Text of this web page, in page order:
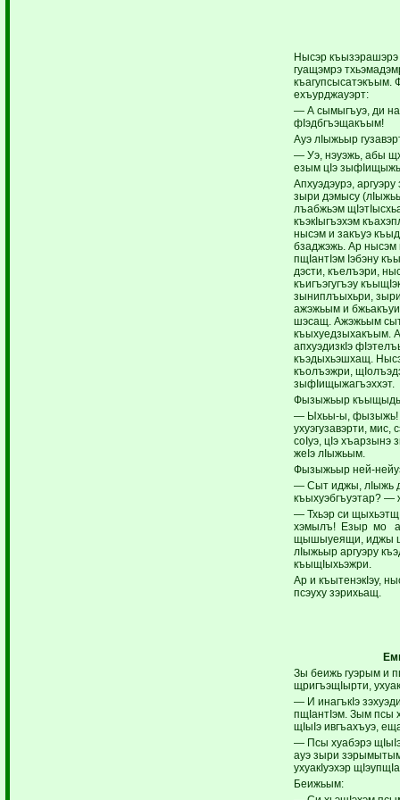
Нысэр къызэрашэрэ
гуащэмрэ
ехъурджауэрт:
— А сымыгъуэ, ди
фIэдбгъэщакъым!
Ауэ лIыжьыр
— Уэ, нэуэжь, абы
езым цIэ
Апхуэдэурэ,
зыри дэмысу
лъабжьэм
къэкIыгъэхэм
нысэм и закъуэ
бзаджэжь. Ар нысэм
пщIантIэм Iэбэну
дэсти, къелъэри,
къигъэгугъэу
зыниплъыхьри,
ажэжьым и
шэсащ. Ажэжьым
къыхуедзыхакъым.
апхуэдизкIэ
къэдыхьэшхащ.
къолъэжри,
зыфIищыжагъэххэт.
Фызыжьыр
— Ыхьы-ы, фызыжь!
ухуэгузавэрти, мис,
соIуэ, цIэ
жеIэ лIыжьым.
Фызыжьыр ней-
— Сыт иджы, лIыжь
къыхуэбгъуэтар? —
— Тхьэр си щыхьэтщ,
хэмылъ! Езыр мо
щышыуеящи, иджы
лIыжьыр аргуэру
къыщIыхьэжри.
Ар и къытенэкIэу,
псэуху зэрихьащ.
Зы беижь гуэрым и
щригъэщIырти,
— И инагъкIэ
пщIантIэм. Зым псы
щIыIэ ивгъахъуэ,
— Псы хуабэрэ
ауэ зыри
ухуакIуэхэр
Беижьым: